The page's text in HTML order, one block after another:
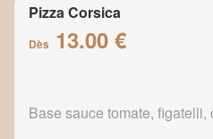
Pizza Corsica
Dès 13.00 €
Base sauce tomate, figatelli,